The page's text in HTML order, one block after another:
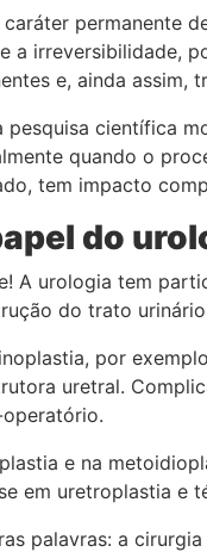
caráter permanente
a irreversibilidade,
e, ainda assim,
pesquisa científica
quando o
tem impacto
do
A urologia tem
do trato
por
uretral.
e na
em uretroplastia e
palavras: a